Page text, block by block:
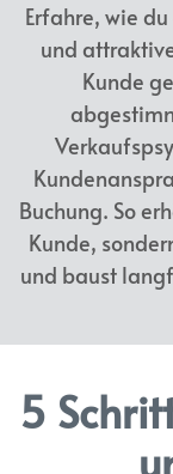
Erfahre, wie
und
Kunde
Buchung. So
Kunde,
und baust
5